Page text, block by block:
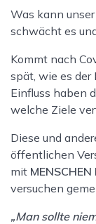
Was kann
schwächt es
Kommt nach
spät, wie es der
Einfluss haben
welche Ziele
Diese und
öffentlichen
mit
versuchen
„Man sollte